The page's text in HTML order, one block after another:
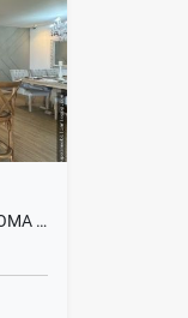
VENTA HERMOSA CASA EN LA LOMA DEL ATRAVESADO